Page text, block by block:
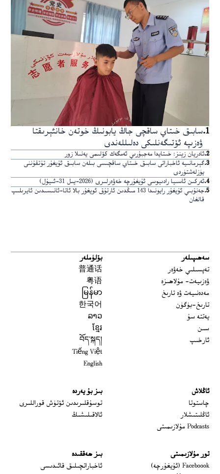
1
.سابىق خىتاي ساقچى جاڭ يابونىڭ خوتەن خانئېرىقتا
ۋەزىپە ئۆتىگەنلىكى دەلىللەندى
2
.ئادريان زېنز: خىتايدا مەجبۇرىي ئەمگەك كۆلىمى يەنىلا زور
3
.گېرمانىيە ئاخباراتى سابىق خىتاي ساقچىسى بىلەن سابىق ئۇيغۇر تۇتقۇننى
يۈزلەشتۈردى
4
.ئەركىن ئاسىيا رادىيوسى ئۇيغۇرچە خەۋەرلىرى (2026-يىل 31-ئىيۇل)
5
.
جەنۇبىي ئۇيغۇر رايونىدا 143 مىڭدىن ئارتۇق ئويغۇر بالا ئاتا-ئانىسىدىن ئايرىلىپ
قالغان
سەھىپىلەر
تەپسىلىي خەۋەر
ۋەزىيەت- مۇلاھىزە
مەدەنىيەت ۋە تارىخ
تارىخ-بۈگۈن
يەتتە سۇ
سىن
ئارخىپ
بۆلۈملەر
普通话
粤语
မြန်မာ
한국어
ລາວ
ខ្មែរ
བོད་སྐད།
Tiếng Việt
English
ئاڭلاش
چاستوتا
ئاڭلىتىشلار
Podcasts مۇلازىمىتى
بىز بۇ يەردە
توسۇقلىرىدىن ئۆتۈش قوراللىرى
ئالاقىلىشىڭ
تور مۇلازىمىتى
Faceboook (ئۇيغۇرچە)
Opens in new window
بىز ھەققىدە
ئاخباراتچىلىق قائىدىسى